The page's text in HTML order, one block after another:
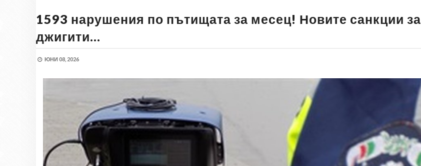
1593 нарушения по пътищата за месец! Новите санкции за
джигити…
ЮНИ 08, 2026